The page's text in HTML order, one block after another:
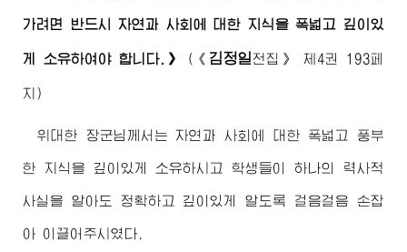
가려면 반드시 자연과 사회에 대한 지식을 폭넓고 깊이있
게 소유하여야 합니다.》 ( 《 김정일전집》 제4권 193페
지)
위대한 장군님 께서는 자연과 사회에 대한 폭넓고 풍부
한 지식을 깊이있게 소유하시고 학생들이 하나의 력사적
사실을 알아도 정확하고 깊이있게 알도록 걸음걸음 손잡
아 이끌어주시였다.